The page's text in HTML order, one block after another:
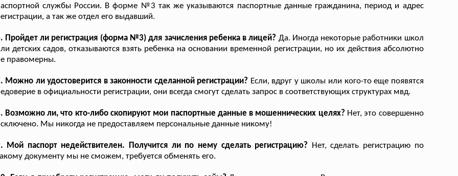
службы России. В форме №3 так же указываются паспортные данные гражданина, период и адрес
а так же отдел его выдавший.
Пройдет ли регистрация (форма №3) для зачисления ребенка в лицей? Да. Иногда некоторые работники школ
детских садов, отказываются взять ребенка на основании временной регистрации, но их действия абсолютно
правомерны.
Можно ли удостоверится в законности сделанной регистрации? Если, вдруг у школы или кого-то еще появятся
в официальности регистрации, они всегда смогут сделать запрос в соответствующих структурах мвд.
Возможно ли, что кто-либо скопируют мои паспортные данные в мошеннических целях? Нет, это совершенно
Мы никогда не предоставляем персональные данные никому!
Мой паспорт недействителен. Получится ли по нему сделать регистрацию? Нет, сделать регистрацию по
документу мы не сможем, требуется обменять его.